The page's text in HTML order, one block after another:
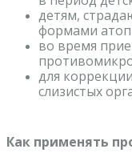
детям,
формами
во время
для
слизистых
Как применять